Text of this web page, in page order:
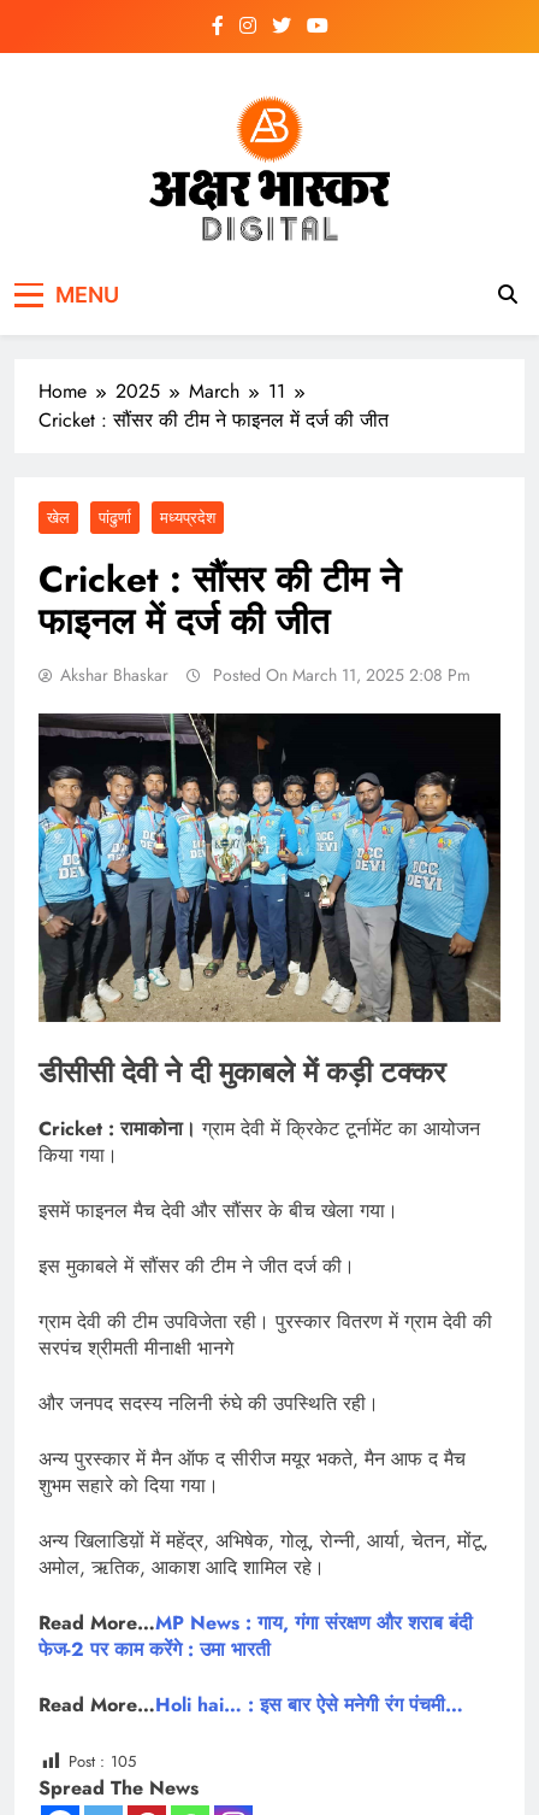
MENU
Home 2025 March
11
Cricket : सौंसर की टीम ने फाइनल में दर्ज की जीत
खेल पांढुर्णा मध्यप्रदेश
Cricket : सौंसर की टीम ने
फाइनल में दर्ज की जीत
Akshar Bhaskar Posted On March 11, 2025 2:08 Pm
डीसीसी देवी ने दी मुकाबले में कड़ी टक्कर
Cricket : रामाकोना। ग्राम देवी में क्रिकेट टूर्नामेंट का आयोजन
किया गया।
इसमें फाइनल मैच देवी और सौंसर के बीच खेला गया।
इस मुकाबले में सौंसर की टीम ने जीत दर्ज की।
ग्राम देवी की टीम उपविजेता रही। पुरस्कार वितरण में ग्राम देवी की
सरपंच श्रीमती मीनाक्षी भानगे
और जनपद सदस्य नलिनी रुंघे की उपस्थिति रही।
अन्य पुरस्कार में मैन ऑफ द सीरीज मयूर भकते, मैन आफ द मैच
शुभम सहारे को दिया गया।
अन्य खिलाडिय़ों में महेंद्र, अभिषेक, गोलू, रोन्नी, आर्या, चेतन, मोंटू,
अमोल, ऋतिक, आकाश आदि शामिल रहे।
Read More…MP News : गाय, गंगा संरक्षण और शराब बंदी
फेज-2 पर काम करेंगे : उमा भारती
Read More…Holi hai… : इस बार ऐसे मनेगी रंग पंचमी…
Post : 105
Spread The News